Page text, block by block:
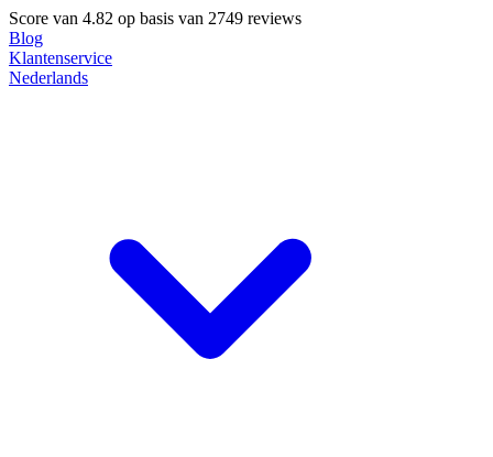
Score van 4.82 op basis van 2749 reviews
Blog
Klantenservice
Nederlands